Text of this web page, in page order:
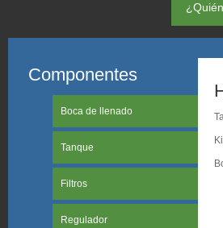
Componentes
Boca de llenado
Tanque
Filtros
Regulador